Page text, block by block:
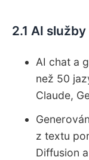
6.3.
7.1.
7.2.
Obsah
7.3.
8. Ochrana
8.1. Sbírání
8.2.
2.1 AI služby
AI chat a
než 50
Claude,
z textu
Diffusion